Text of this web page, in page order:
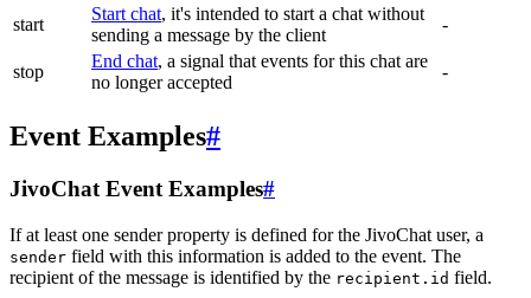
start
Start chat, it's intended to start a chat without
sending a message by the client
-
stop
End chat, a signal that events for this chat are
no longer accepted
-
Event Examples#
JivoChat Event Examples#
If at least one sender property is defined for the JivoChat user, a
sender field with this information is added to the event. The
recipient of the message is identified by the recipient.id field.